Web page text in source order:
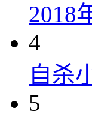
2018
4
自杀
5